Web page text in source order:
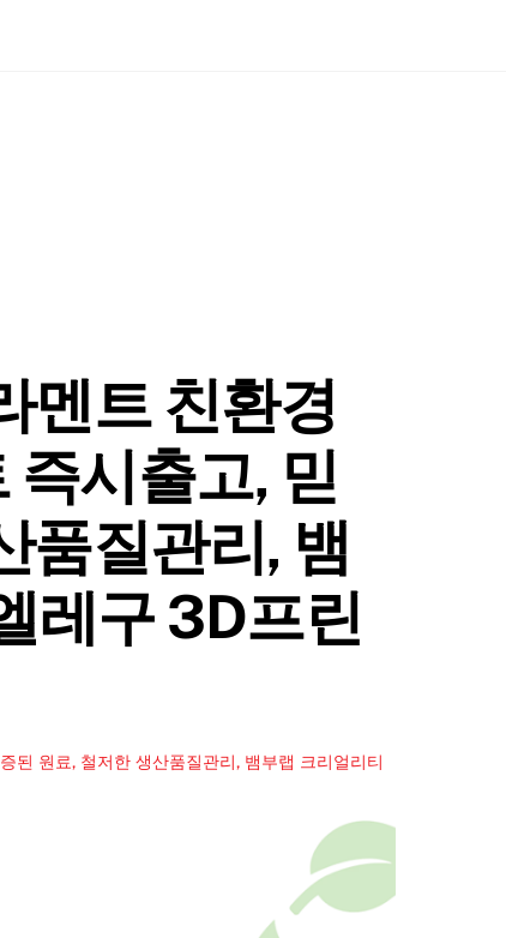
멘트 친환경
즉시출고, 믿
품질관리, 뱀
레구 3D프린
된 원료, 철저한 생산품질관리, 뱀부랩 크리얼리티